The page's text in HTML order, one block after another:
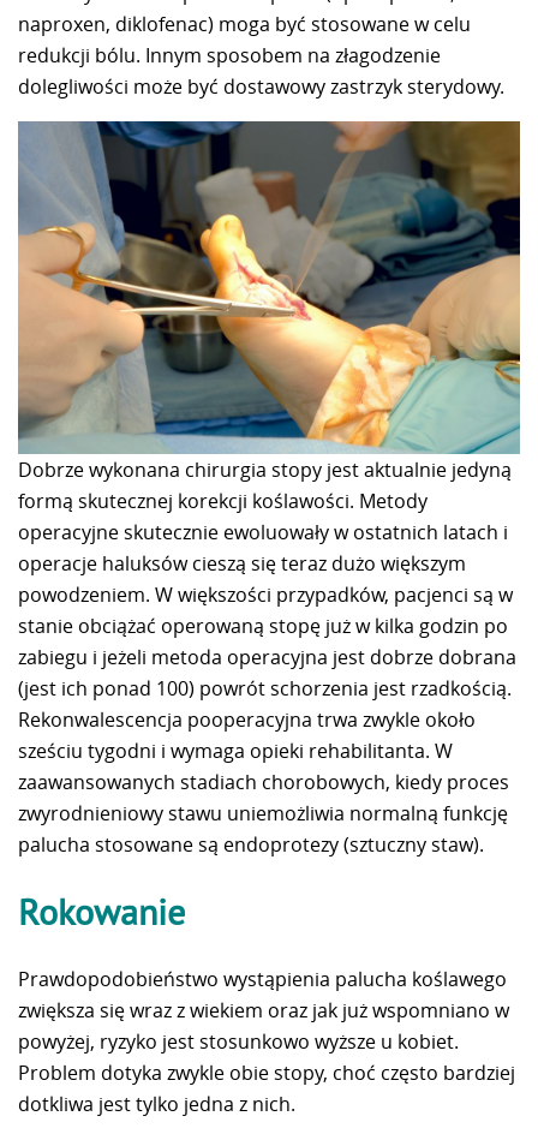
naproxen, diklofenac) moga być stosowane w celu
redukcji bólu. Innym sposobem na złagodzenie
dolegliwości może być dostawowy zastrzyk sterydowy.
Dobrze wykonana chirurgia stopy jest aktualnie jedyną
formą skutecznej korekcji koślawości. Metody
operacyjne skutecznie ewoluowały w ostatnich latach i
operacje haluksów cieszą się teraz dużo większym
powodzeniem. W większości przypadków, pacjenci są w
stanie obciążać operowaną stopę już w kilka godzin po
zabiegu i jeżeli metoda operacyjna jest dobrze dobrana
(jest ich ponad 100) powrót schorzenia jest rzadkością.
Rekonwalescencja pooperacyjna trwa zwykle około
sześciu tygodni i wymaga opieki rehabilitanta. W
zaawansowanych stadiach chorobowych, kiedy proces
zwyrodnieniowy stawu uniemożliwia normalną funkcję
palucha stosowane są endoprotezy (sztuczny staw).
Rokowanie
Prawdopodobieństwo wystąpienia palucha koślawego
zwiększa się wraz z wiekiem oraz jak już wspomniano w
powyżej, ryzyko jest stosunkowo wyższe u kobiet.
Problem dotyka zwykle obie stopy, choć często bardziej
dotkliwa jest tylko jedna z nich.